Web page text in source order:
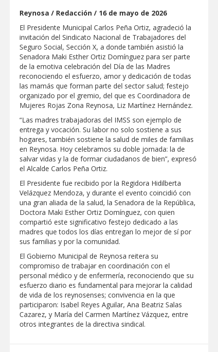
LABORES DE ATENCIÓN PARA REDUCIR
MASCOTAS
Lleva gobierno de Reynosa programa
"Acción y Conciencia" a colonia
Integración Familiar
CARMEN LILIA CANTUROSAS LE
CUMPLE A FAMILIAS DEL PONIENTE:
ABREN INSCRIPCIONES PARA NUEVA
PRIMARIA EN EL PROGRESO
Entrega SEBIEN paquetes alimentarios
en Tampico
FORTALECE IMJUVE SALUD MENTAL DE
JÓVENES CON TERAPIAS PSICOLÓGICAS
GRATUITAS
Llama Carlos Peña Ortiz a realizar
investigación en tema de la refinería
Coordinan la SST y SET acciones para
fortalecer la formación médica y la
bioética en Tamaulipas
EXHORTA PROTECCIÓN CIVIL A
EXTREMAR PRECAUCIONES ANTE
ALTAS TEMPERATURAS DURANTE EL
PERIODO VACACIONAL
MERCADITA LA RED REUNIRÁ
EMPRENDIMIENTO, TALLERES Y
ACTIVIDADES FAMILIARES EN PLAZA
HIDALGO
Reynosa / Redacción / 16 de mayo de 2026
El Presidente Municipal Carlos Peña Ortiz, agradeció la
invitación del Sindicato Nacional de Trabajadores del
Seguro Social, Sección X, a donde también asistió la
Senadora Maki Esther Ortiz Domínguez para ser parte
de la emotiva celebración del Día de las Madres
reconociendo el esfuerzo, amor y dedicación de todas
las mamás que forman parte del sector salud; festejo
organizado por el gremio, del que es Coordinadora de
Mujeres Rojas Zona Reynosa, Liz Martínez Hernández.
“Las madres trabajadoras del IMSS son ejemplo de
entrega y vocación. Su labor no solo sostiene a sus
hogares, también sostiene la salud de miles de familias
en Reynosa. Hoy celebramos su doble jornada: la de
salvar vidas y la de formar ciudadanos de bien”, expresó
el Alcalde Carlos Peña Ortiz.
El Presidente fue recibido por la Regidora Hidilberta
Velázquez Mendoza, y durante el evento coincidió con
una gran aliada de la salud, la Senadora de la República,
Doctora Maki Esther Ortiz Domínguez, con quien
compartió este significativo festejo dedicado a las
madres que todos los días entregan lo mejor de sí por
sus familias y por la comunidad.
El Gobierno Municipal de Reynosa reitera su
compromiso de trabajar en coordinación con el
personal médico y de enfermería, reconociendo que su
esfuerzo diario es fundamental para mejorar la calidad
de vida de los reynosenses; convivencia en la que
participaron: Isabel Reyes Aguilar, Ana Beatriz Salas
Cazarez, y María del Carmen Martínez Vázquez, entre
otros integrantes de la directiva sindical.